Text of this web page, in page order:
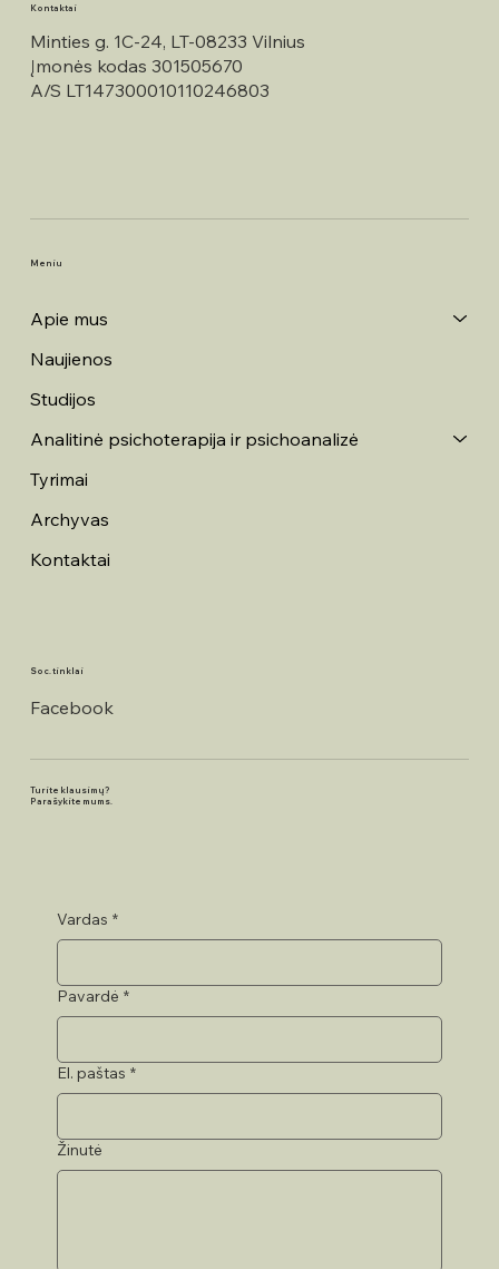
Kontaktai
Minties g. 1C-24, LT-08233 Vilnius
Įmonės kodas 301505670
A/S LT147300010110246803
Meniu
Apie mus
Naujienos
Studijos
Analitinė psichoterapija ir psichoanalizė
Tyrimai
Archyvas
Kontaktai
Soc. tinklai
Facebook
Turite klausimų?
Parašykite mums.
Vardas *
Pavardė *
El. paštas *
Žinutė